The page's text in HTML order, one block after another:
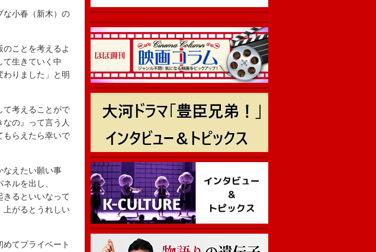
小春（新木）の
ことを考えるよ
て生きていく中
りました」と明
考えることがで
の』って言う人
もらえたら幸いで
なえたい願い事
ルを出し、
きるといいなって
上がるとうれしい
てプライベート